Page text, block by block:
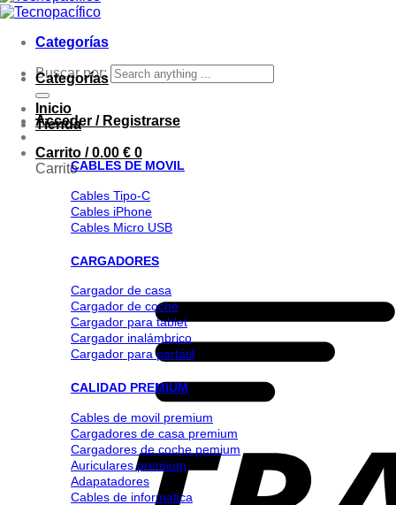
Categorías
Buscar por:
Acceder / Registrarse
Carrito /0.00 € 0
Carrito
Categorías
Inicio
Tienda
CABLES DE MOVIL
Cables Tipo-C
Cables iPhone
Cables Micro USB
CARGADORES
Cargador de casa
Cargador de coche
Cargador para tablet
Cargador inalámbrico
Cargador para portátil
CALIDAD PREMIUM
Cables de movil premium
Cargadores de casa premium
Cargadores de coche pemium
Auriculares premium
Adapatadores
Cables de informatica